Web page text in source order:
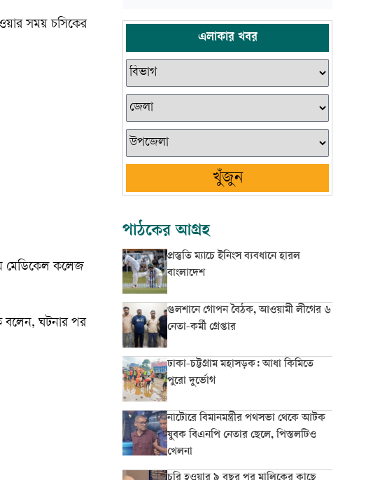
সময় চসিকের
মেডিকেল কলেজ
ঘটনার পর
এলাকার খবর
খুঁজুন
পাঠকের আগ্রহ
প্রস্তুতি ম্যাচে ইনিংস ব্যবধানে হারল
বাংলাদেশ
গুলশানে গোপন বৈঠক, আওয়ামী লীগের ৬
নেতা-কর্মী গ্রেপ্তার
ঢাকা-চট্টগ্রাম মহাসড়ক: আধা কিমিতে
পুরো দুর্ভোগ
নাটোরে বিমানমন্ত্রীর পথসভা থেকে আটক
যুবক বিএনপি নেতার ছেলে, পিস্তলটিও
খেলনা